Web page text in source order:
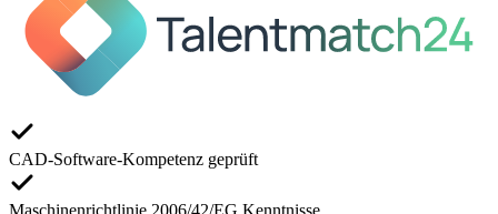
CAD-Software-Kompetenz geprüft
Maschinenrichtlinie 2006/42/EG Kenntnisse